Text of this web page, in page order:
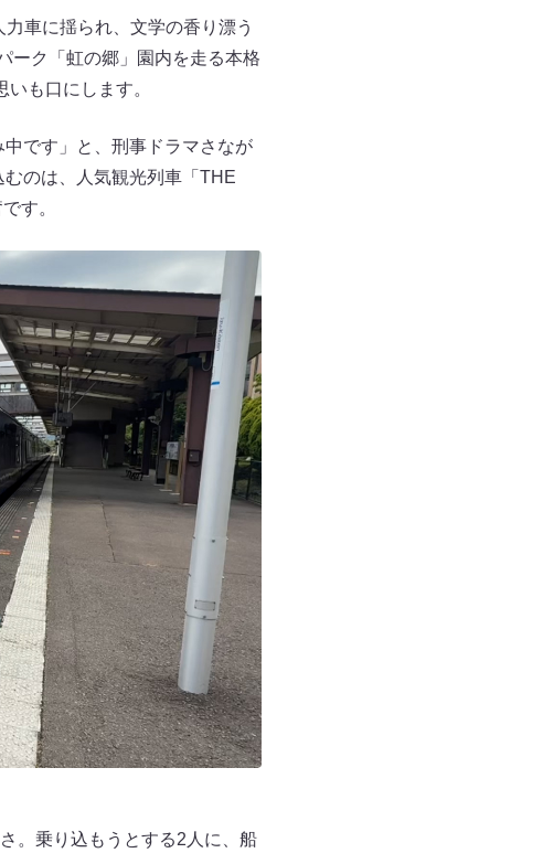
車に揺られ、文学の香り漂う
ーク「虹の郷」園内を走る本格
も口にします。
です」と、刑事ドラマさなが
のは、人気観光列車「THE
す。
。乗り込もうとする2人に、船